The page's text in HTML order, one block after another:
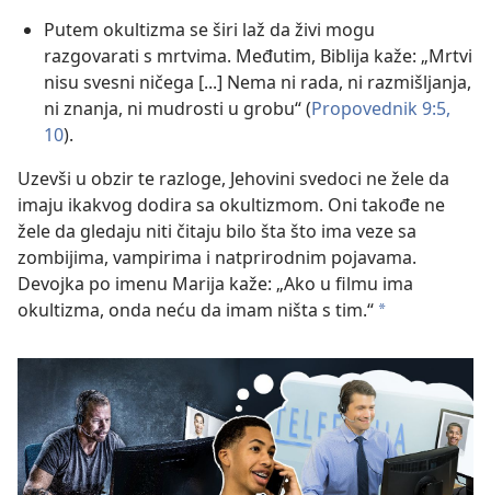
Putem okultizma se širi laž da živi mogu
razgovarati s mrtvima. Međutim, Biblija kaže: „Mrtvi
nisu svesni ničega [...] Nema ni rada, ni razmišljanja,
ni znanja, ni mudrosti u grobu“ (Propovednik 9:5,
10).
Uzevši u obzir te razloge, Jehovini svedoci ne žele da
imaju ikakvog dodira sa okultizmom. Oni takođe ne
žele da gledaju niti čitaju bilo šta što ima veze sa
zombijima, vampirima i natprirodnim pojavama.
Devojka po imenu Marija kaže: „Ako u filmu ima
okultizma, onda neću da imam ništa s tim.“ a